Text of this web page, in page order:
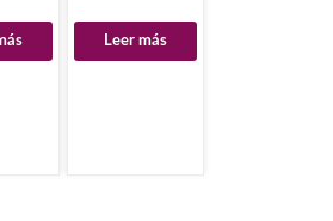
Leer más